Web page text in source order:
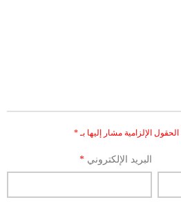
الحقول الإلزامية مشار إليها بـ*
البريد الإلكتروني*